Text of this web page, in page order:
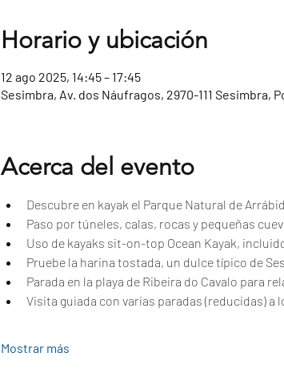
Horario y ubicación
12 ago 2025, 14:45 – 17:45
Sesimbra, Av. dos Náufragos, 2970-111 Sesimbra,
Acerca del evento
Descubre en kayak el Parque Natural de
Paso por túneles, calas, rocas y pequeñas
Uso de kayaks sit-on-top Ocean Kayak,
Pruebe la harina tostada, un dulce típico de
Parada en la playa de Ribeira do Cavalo para
Visita guiada con varias paradas (reducidas) a
Mostrar más